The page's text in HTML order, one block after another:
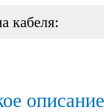
кабеля: